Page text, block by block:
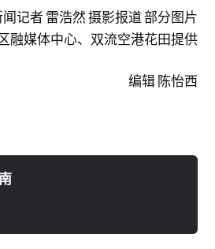
记者 雷浩然 摄影报道 部分图片
融媒体中心、双流空港花田提供
编辑 陈怡西